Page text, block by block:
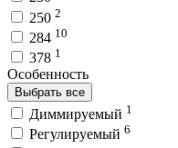
250 2
284 10
378 1
Особенность
Выбрать все
Диммируемый 1
Регулируемый 6